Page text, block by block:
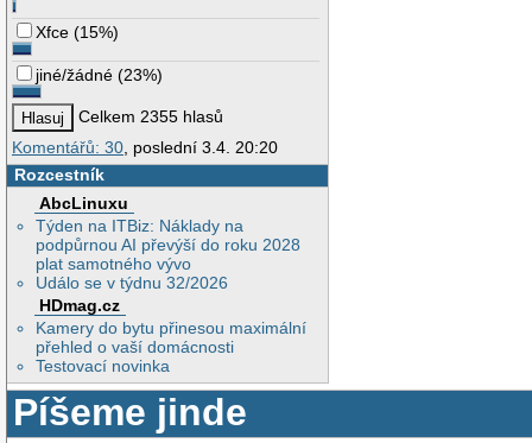
Xfce (15%)
jiné/žádné (23%)
Celkem 2355 hlasů
Komentářů: 30 , poslední 3.4. 20:20
Rozcestník
AbcLinuxu
Týden na ITBiz: Náklady na
podpůrnou AI převýší do roku 2028
plat samotného vývo
Událo se v týdnu 32/2026
HDmag.cz
Kamery do bytu přinesou maximální
přehled o vaší domácnosti
Testovací novinka
Píšeme jinde